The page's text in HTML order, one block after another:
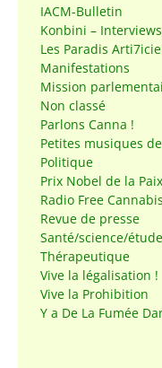
IACM-Bulletin
Konbini –
Les Paradis
Manifestations
Mission
Non classé
Parlons Canna !
Petites musiques
Politique
Prix Nobel de la
Radio Free Cannabis
Revue de presse
Santé/science/
Thérapeutique
Vive la légalisation !
Vive la Prohibition
Y a De La Fumée